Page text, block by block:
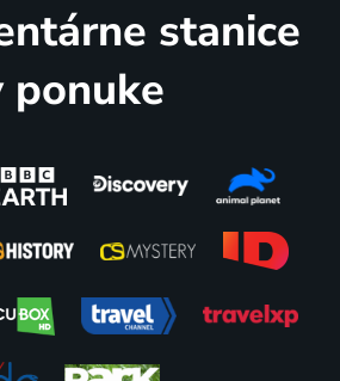
stanice
ponuke